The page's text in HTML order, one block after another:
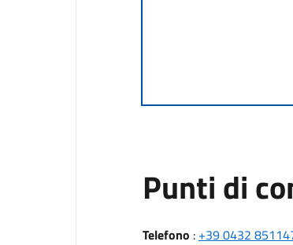
Punti di
Telefono : +39 0432